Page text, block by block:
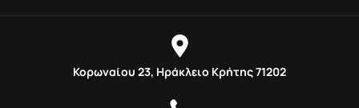
ΑΣΙΑ ΑΦΡΙΚΗ
Κορωναίου 23, Ηράκλειο Κρήτης 71202